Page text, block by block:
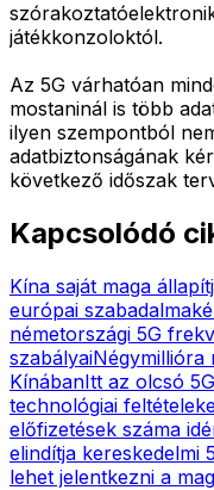
játékkonzoloktól.
Az 5G várhatóan
mostaninál is több
ilyen szempontból
adatbiztonságának
következő időszak
Kapcsolódó
Kína saját maga
európai
németországi 5G
szabályaiNégymillióra
KínábanItt az olcsó
technológiai
előfizetések száma
elindítja kereskedelmi
lehet jelentkezni a